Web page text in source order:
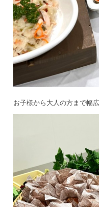
お子様から大人の方まで幅